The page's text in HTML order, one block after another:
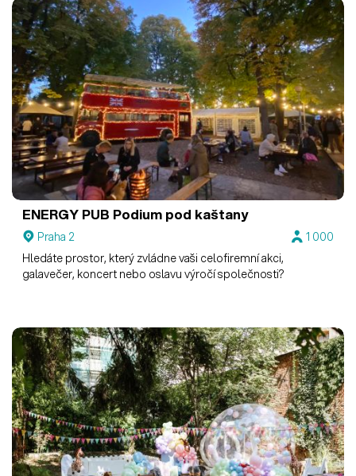
ENERGY PUB Podium pod kaštany
Praha 2
1 000
Hledáte prostor, který zvládne vaši celofiremní akci,
galavečer, koncert nebo oslavu výročí společnosti?